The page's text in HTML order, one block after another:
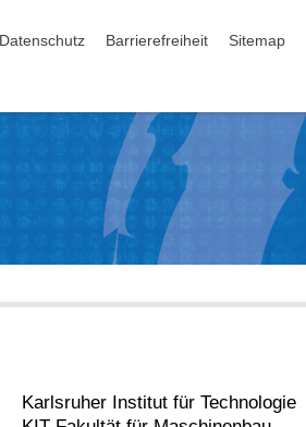
Datenschutz Barrierefreiheit Sitemap
Karlsruher Institut für Technologie